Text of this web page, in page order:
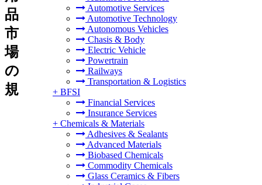
Automotive Services
Automotive Technology
Autonomous Vehicles
Chasis & Body
Electric Vehicle
Powertrain
Railways
Transportation & Logistics
+ BFSI
Financial Services
Insurance Services
+ Chemicals & Materials
Adhesives & Sealants
Advanced Materials
Biobased Chemicals
Commodity Chemicals
Glass Ceramics & Fibers
品
市
場
の
規